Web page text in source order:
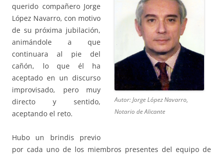
Autor: Jorge López Navarro,
Notario de Alicante
querido compañero Jorge
López Navarro, con motivo
de su próxima jubilación,
animándole a que
continuara al pie del
cañón, lo que él ha
aceptado en un discurso
improvisado, pero muy
directo y sentido,
aceptando el reto.
Hubo un brindis previo
por cada uno de los miembros presentes del equipo de